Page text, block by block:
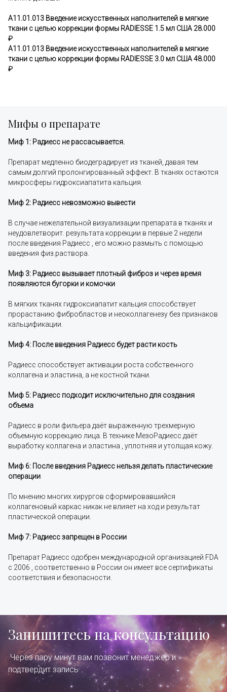
A11.01.013 Введение искусственных наполнителей в мягкие
ткани с целью коррекции формы RADIESSE 1.5 мл США 28.000
₽
A11.01.013 Введение искусственных наполнителей в мягкие
ткани с целью коррекции формы RADIESSE 3.0 мл США 48.000
₽
Мифы о препарате
Миф 1: Радиесс не рассасывается.
Препарат медленно биодеградирует из тканей, давая тем
самым долгий пролонгированный эффект. В тканях остаются
микросферы гидроксиапатита кальция.
Миф 2: Радиесс невозможно вывести
В случае нежелательной визуализации препарата в тканях и
неудовлетворит. результата коррекции в первые 2 недели
после введения Радиесс , его можно размыть с помощью
введения физ.раствора.
Миф 3: Радиесс вызывает плотный фиброз и через время
появляются бугорки и комочки
В мягких тканях гидроксиапатит кальция способствует
прорастанию фибробластов и неоколлагенезу без признаков
кальцификации.
Миф 4: После введения Радиесс будет расти кость
Радиесс способствует активации роста собственного
коллагена и эластина, а не костной ткани.
Миф 5: Радиесс подходит исключительно для создания
объема
Радиесс в роли фильера даёт выраженную трехмерную
объемную коррекцию лица. В технике МезоРадиесс даёт
выработку коллагена и эластина , уплотняя и утолщая кожу.
Миф 6: После введения Радиесс нельзя делать пластические
операции
По мнению многих хирургов сформировавшийся
коллагеновый каркас никак не влияет на ход и результат
пластической операции.
Миф 7: Радиесс запрещен в России
Препарат Радиесс одобрен международной организацией FDA
с 2006 , соответственно в России он имеет все сертификаты
соответствия и безопасности.
Запишитесь на консультацию
Через пару минут вам позвонит менеджер и
подтвердит запись